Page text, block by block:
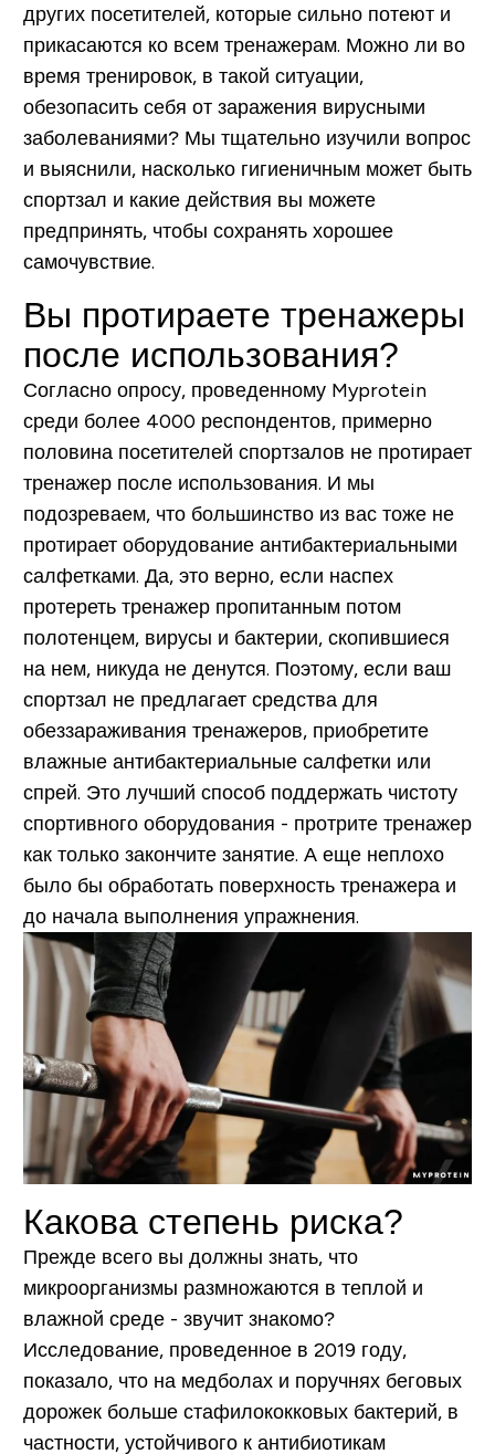
других посетителей, которые сильно потеют и
прикасаются ко всем тренажерам. Можно ли во
время тренировок, в такой ситуации,
обезопасить себя от заражения вирусными
заболеваниями? Мы тщательно изучили вопрос
и выяснили, насколько гигиеничным может быть
спортзал и какие действия вы можете
предпринять, чтобы сохранять хорошее
самочувствие.
Вы протираете тренажеры
после использования?
Согласно опросу, проведенному Myprotein
среди более 4000 респондентов, примерно
половина посетителей спортзалов не протирает
тренажер после использования. И мы
подозреваем, что большинство из вас тоже не
протирает оборудование антибактериальными
салфетками. Да, это верно, если наспех
протереть тренажер пропитанным потом
полотенцем, вирусы и бактерии, скопившиеся
на нем, никуда не денутся. Поэтому, если ваш
спортзал не предлагает средства для
обеззараживания тренажеров, приобретите
влажные антибактериальные салфетки или
спрей. Это лучший способ поддержать чистоту
спортивного оборудования - протрите тренажер
как только закончите занятие. А еще неплохо
было бы обработать поверхность тренажера и
до начала выполнения упражнения.
Какова степень риска?
Прежде всего вы должны знать, что
микроорганизмы размножаются в теплой и
влажной среде - звучит знакомо?
Исследование, проведенное в 2019 году,
показало, что на медболах и поручнях беговых
дорожек больше стафилококковых бактерий, в
частности, устойчивого к антибиотикам